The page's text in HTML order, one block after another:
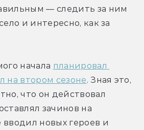
— следить за ним
и интересно, как за
начала планировал
на втором сезоне. Зная это,
что он действовал
зачинов на
новых героев и